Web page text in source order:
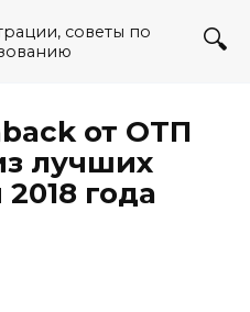
советы по
от ОТП
лучших
года